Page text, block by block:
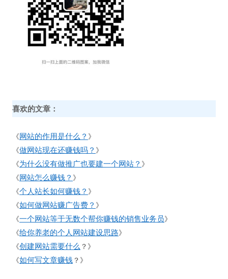
喜欢的文章：
《网站的作用是什么？ 》
《做网站现在还赚钱吗？ 》
《为什么没有做推广也要建一个网站？ 》
《网站怎么赚钱？ 》
《个人站长如何赚钱？ 》
《如何做网站赚广告费？ 》
《一个网站等于无数个帮你赚钱的销售业务员》
《给你养老的个人网站建设思路》
《创建网站需要什么 ？》
《如何写文章赚钱 ？》